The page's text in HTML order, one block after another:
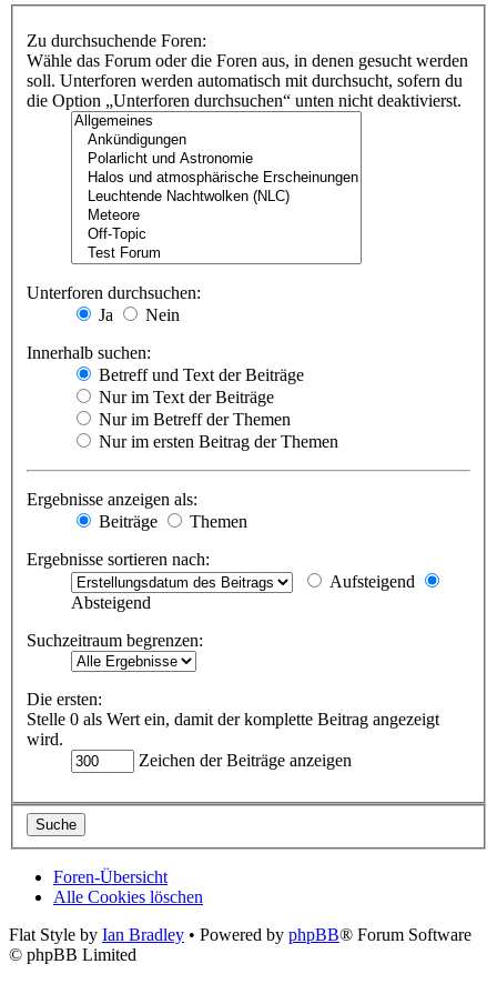
Zu durchsuchende Foren:
Wähle das Forum oder die Foren aus, in denen gesucht werden
soll. Unterforen werden automatisch mit durchsucht, sofern du
die Option „Unterforen durchsuchen“ unten nicht deaktivierst.
Unterforen durchsuchen:
Ja
Nein
Innerhalb suchen:
Betreff und Text der Beiträge
Nur im Text der Beiträge
Nur im Betreff der Themen
Nur im ersten Beitrag der Themen
Ergebnisse anzeigen als:
Beiträge
Themen
Ergebnisse sortieren nach:
Aufsteigend
Absteigend
Suchzeitraum begrenzen:
Die ersten:
Stelle 0 als Wert ein, damit der komplette Beitrag angezeigt
wird.
Zeichen der Beiträge anzeigen
Foren-Übersicht
Alle Cookies löschen
Flat Style by Ian Bradley • Powered by phpBB® Forum Software
© phpBB Limited